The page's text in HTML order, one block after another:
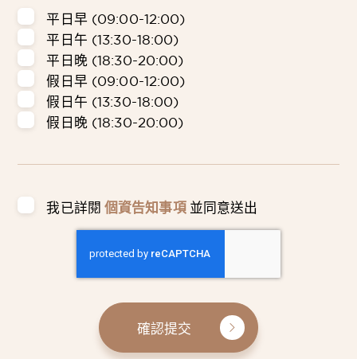
平日早 (09:00-12:00)
平日午 (13:30-18:00)
平日晚 (18:30-20:00)
假日早 (09:00-12:00)
假日午 (13:30-18:00)
假日晚 (18:30-20:00)
我已詳閱 個資告知事項 並同意送出
確認提交